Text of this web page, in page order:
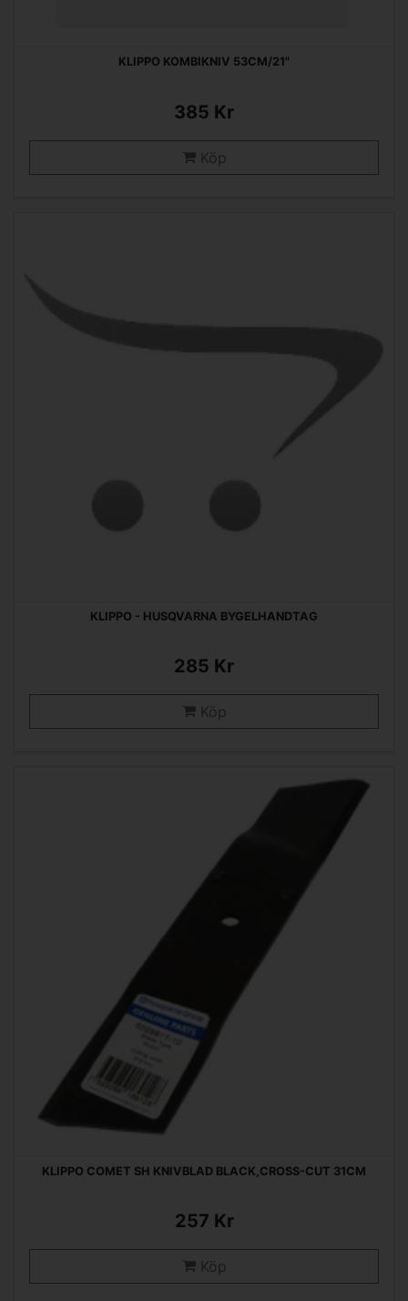
KLIPPO KOMBIKNIV 53CM/21"
385 Kr
Köp
KLIPPO - HUSQVARNA BYGELHANDTAG
285 Kr
Köp
KLIPPO COMET SH KNIVBLAD BLACK,CROSS-CUT 31CM
257 Kr
Köp